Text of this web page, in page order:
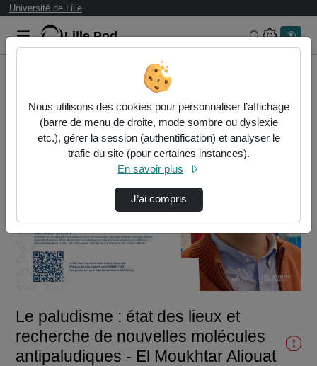
Université de Lille
Lille.Pod Rechercher
Le paludisme : état des lieux et recherche d…
Lire
vidéo
Le paludisme : état des lieux et
recherche de nouvelles molécules
antipaludiques - El Moukhtar Aliouat
Nous utilisons des cookies pour personnaliser l’affichage
(barre de menu de droite, mode sombre ou dyslexie
etc.), gérer la session (authentification) et analyser le
trafic du site (pour certaines instances).
En savoir plus
J’ai compris